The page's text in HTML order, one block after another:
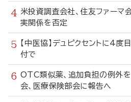
米投資調査会社、住友ファー
実関係を否定
【中医協】デュピクセントに
付で
OTC類似薬、追加負担の例
会、医療保険部会に報告へ